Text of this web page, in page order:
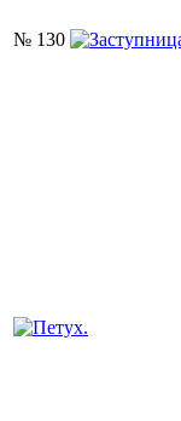
№ 130